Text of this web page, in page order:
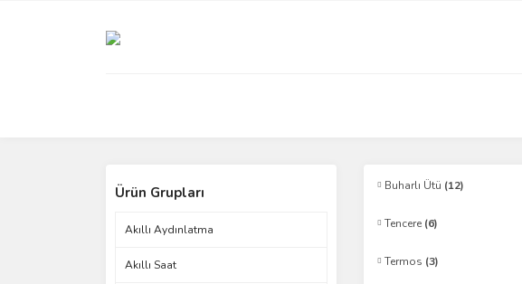
Ürün Grupları
Akıllı Aydınlatma
Akıllı Saat
Buharlı Ütü (12)
Tencere (6)
Termos (3)